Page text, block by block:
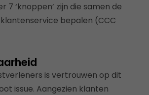
7 ‘knoppen’ zijn die samen de
bepalen (CCC
is vertrouwen op dit
issue. Aangezien klanten